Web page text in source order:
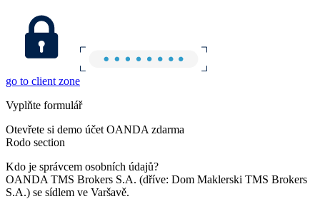
go to client zone
Vyplňte formulář
Otevřete si demo účet OANDA zdarma
Rodo section
Kdo je správcem osobních údajů?
OANDA TMS Brokers S.A. (dříve: Dom Maklerski TMS Brokers
S.A.) se sídlem ve Varšavě.